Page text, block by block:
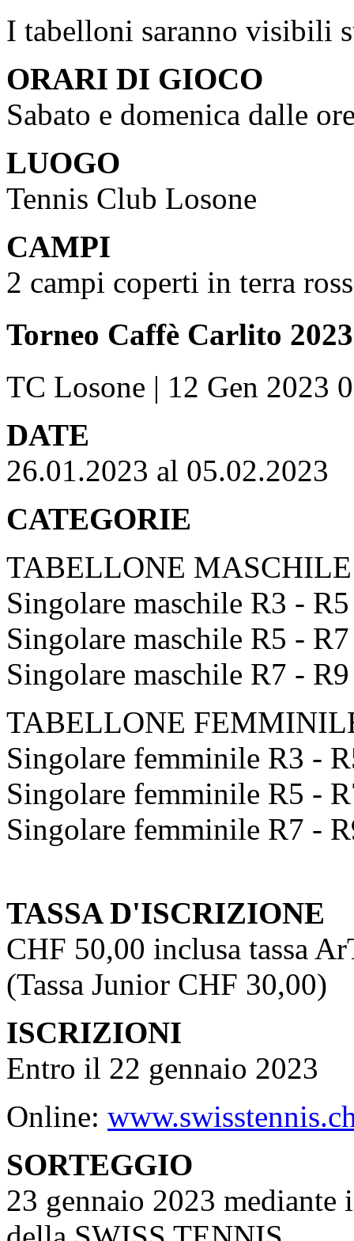
I tabelloni saranno visibili
ORARI DI GIOCO
Sabato e domenica dalle
LUOGO
Tennis Club Losone
CAMPI
2 campi coperti in terra
Torneo Caffè Carlito 2023
TC Losone | 12 Gen 2023
DATE
26.01.2023 al 05.02.2023
CATEGORIE
TABELLONE MASCHILE
Singolare maschile R3 - R5
Singolare maschile R5 - R7
Singolare maschile R7 - R9
TABELLONE
Singolare femminile R3 -
Singolare femminile R5 -
Singolare femminile R7 -
TASSA D'ISCRIZIONE
CHF 50,00 inclusa tassa
(Tassa Junior CHF 30,00)
ISCRIZIONI
Entro il 22 gennaio 2023
Online:
SORTEGGIO
23 gennaio 2023